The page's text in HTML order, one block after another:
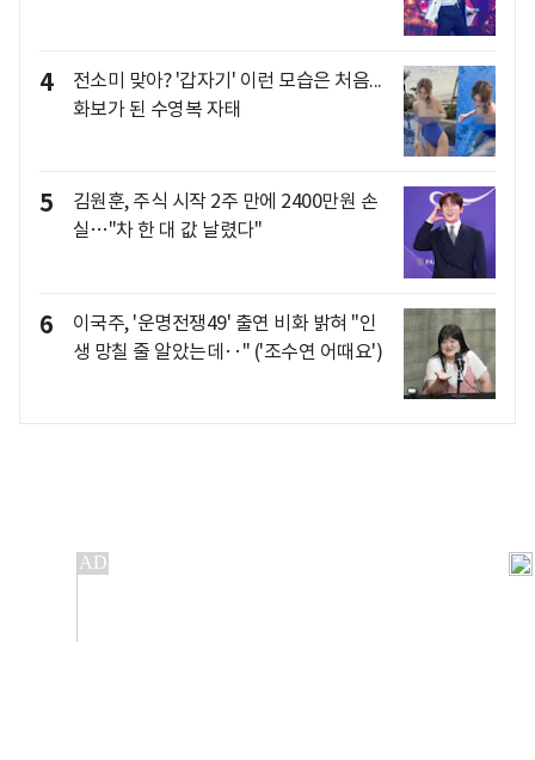
4
전소미 맞아? '갑자기' 이런 모습은 처음...
화보가 된 수영복 자태
5
김원훈, 주식 시작 2주 만에 2400만원 손
실…"차 한 대 값 날렸다"
6
이국주, '운명전쟁49' 출연 비화 밝혀 "인
생 망칠 줄 알았는데‥" ('조수연 어때요')